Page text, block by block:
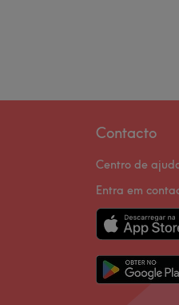
Contacto
Centro de
Entra em